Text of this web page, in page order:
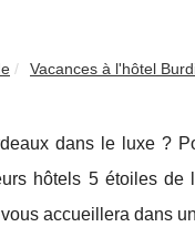
Vacances à l'hôtel
dans le luxe ?
hôtels 5 étoiles
accueillera dans